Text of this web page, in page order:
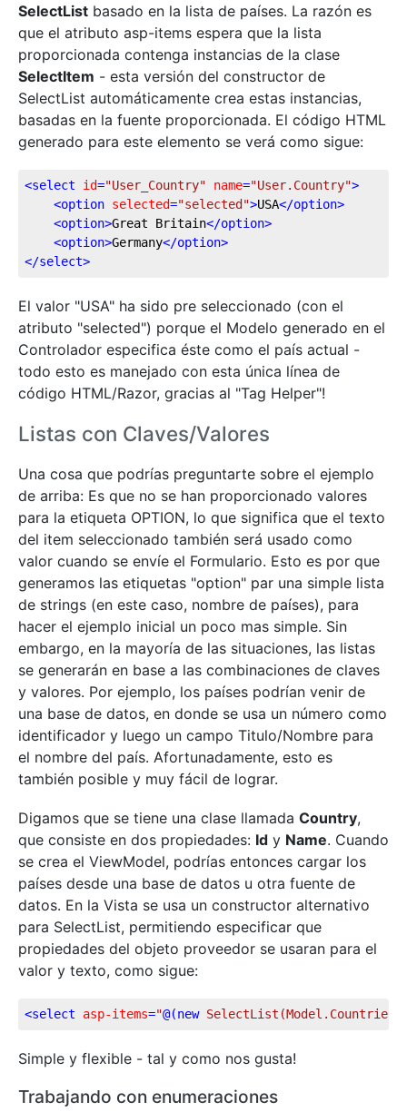
SelectList basado en la lista de países. La razón es
que el atributo asp-items espera que la lista
proporcionada contenga instancias de la clase
SelectItem - esta versión del constructor de
SelectList automáticamente crea estas instancias,
basadas en la fuente proporcionada. El código HTML
generado para este elemento se verá como sigue:
<select id="User_Country" name="User.Country">
<option selected="selected">USA</option>
<option>Great Britain</option>
<option>Germany</option>
</select>
El valor "USA" ha sido pre seleccionado (con el
atributo "selected") porque el Modelo generado en el
Controlador especifica éste como el país actual -
todo esto es manejado con esta única línea de
código HTML/Razor, gracias al "Tag Helper"!
Listas con Claves/Valores
Una cosa que podrías preguntarte sobre el ejemplo
de arriba: Es que no se han proporcionado valores
para la etiqueta OPTION, lo que significa que el texto
del item seleccionado también será usado como
valor cuando se envíe el Formulario. Esto es por que
generamos las etiquetas "option" par una simple lista
de strings (en este caso, nombre de países), para
hacer el ejemplo inicial un poco mas simple. Sin
embargo, en la mayoría de las situaciones, las listas
se generarán en base a las combinaciones de claves
y valores. Por ejemplo, los países podrían venir de
una base de datos, en donde se usa un número como
identificador y luego un campo Titulo/Nombre para
el nombre del país. Afortunadamente, esto es
también posible y muy fácil de lograr.
Digamos que se tiene una clase llamada Country,
que consiste en dos propiedades: Id y Name. Cuando
se crea el ViewModel, podrías entonces cargar los
países desde una base de datos u otra fuente de
datos. En la Vista se usa un constructor alternativo
para SelectList, permitiendo especificar que
propiedades del objeto proveedor se usaran para el
valor y texto, como sigue:
<select asp-items="@(new SelectList
Simple y flexible - tal y como nos gusta!
Trabajando con enumeraciones